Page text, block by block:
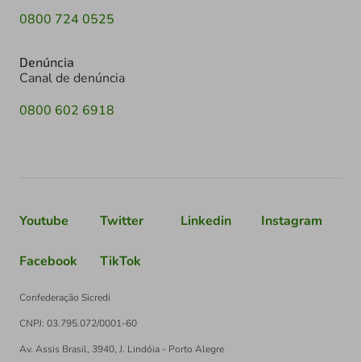
0800 724 0525
Denúncia
Canal de denúncia
0800 602 6918
Youtube Twitter Linkedin Instagram
Facebook TikTok
Confederação Sicredi
CNPJ: 03.795.072/0001-60
Av. Assis Brasil, 3940, J. Lindóia - Porto Alegre